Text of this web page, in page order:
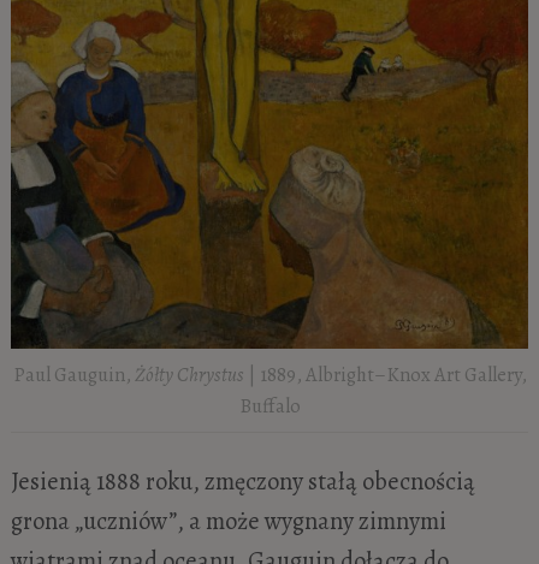
Paul Gauguin,Żółty Chrystus | 1889, Albright–Knox Art Gallery,
Buffalo
Jesienią 1888 roku, zmęczony stałą obecnością
grona „uczniów”, a może wygnany zimnymi